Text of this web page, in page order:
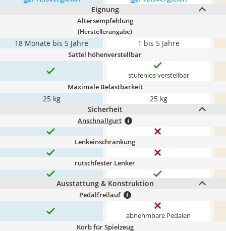
Eignung
Altersempfehlung
(Herstellerangabe)
18 Monate bis 5 Jahre 1 bis 5 Jahre
Sattel höhenverstellbar
stufenlos verstellbar
Maximale Belastbarkeit
25 kg
25 kg
Sicherheit
Anschnallgurt
Lenkeinschränkung
rutschfester Lenker
Ausstattung & Konstruktion
Pedalfreilauf
abnehmbare Pedalen
Korb für Spielzeug